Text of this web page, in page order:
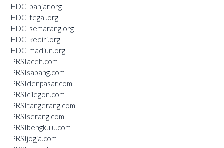
HDCIbanjar.org
HDCItegal.org
HDCIsemarang.org
HDCIkediri.org
HDCImadiun.org
PRSIaceh.com
PRSIsabang.com
PRSIdenpasar.com
PRSIcilegon.com
PRSItangerang.com
PRSIserang.com
PRSIbengkulu.com
PRSIjogja.com